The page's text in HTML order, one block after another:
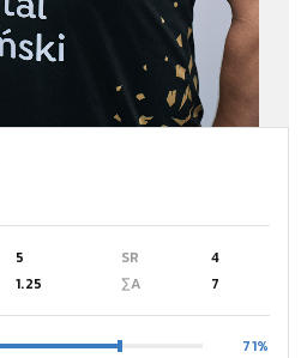
5 SR
4
1.25 ∑A 7
71